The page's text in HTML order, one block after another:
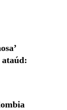
ataúd: